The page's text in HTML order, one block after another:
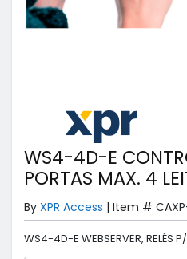
WS4-4D-E
PORTAS MAX. 4
By XPR Access | Item #
WS4-4D-E WEBSERVER, RELÉS